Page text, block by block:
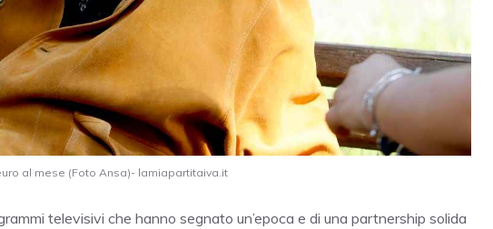
al mese (Foto Ansa)- lamiapartitaiva.it
televisivi che hanno segnato un’epoca e di una partnership solida